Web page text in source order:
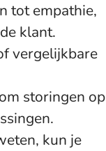
tot empathie,
klant.
vergelijkbare
storingen op
kun je